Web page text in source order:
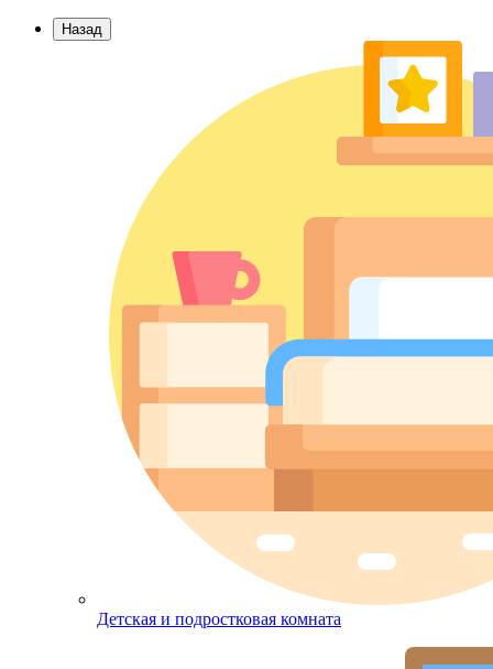
Назад
Детская и подростковая комната